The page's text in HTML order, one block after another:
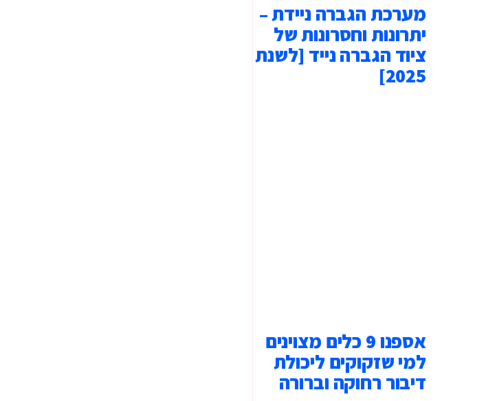
מערכת הגברה ניידת –
יתרונות וחסרונות של
ציוד הגברה נייד [לשנת
2025]
אספנו 9 כלים מצוינים
למי שזקוקים ליכולת
דיבור רחוקה וברורה